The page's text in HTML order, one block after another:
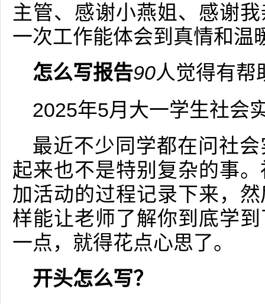
主管、感谢小燕姐、感谢
一次工作能体会到真情和温
怎么写报告90人觉得有帮
2025年5月大一学生社会
最近不少同学都在问社
起来也不是特别复杂的事
加活动的过程记录下来，
样能让老师了解你到底学
一点，就得花点心思了。
开头怎么写？